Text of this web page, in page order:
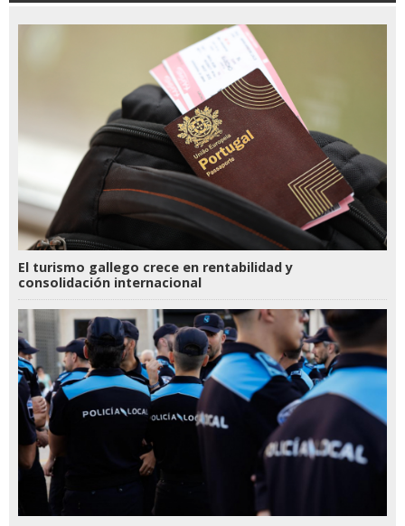
El turismo gallego crece en rentabilidad y
consolidación internacional